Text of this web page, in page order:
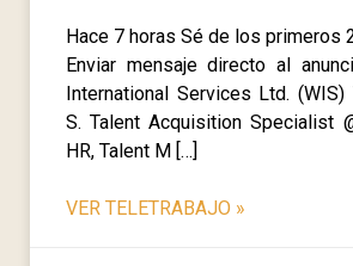
Hace 7 horas Sé de los primeros
Enviar mensaje directo al
International Services Ltd. (WIS)
S. Talent Acquisition Specialist
HR, Talent M […]
VER TELETRABAJO »